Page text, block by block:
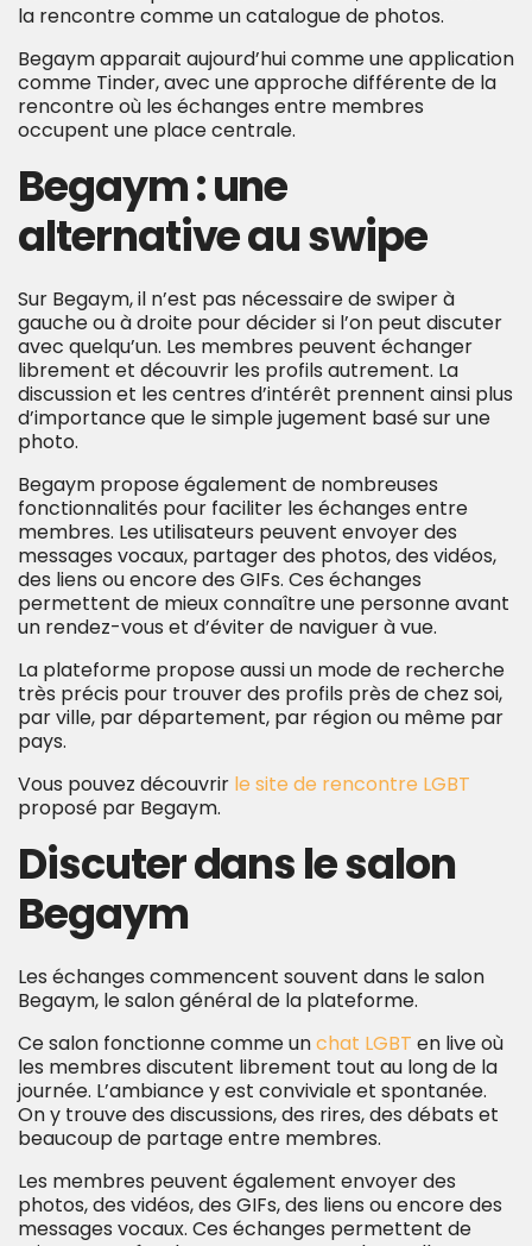
la rencontre comme un catalogue de photos.
Begaym apparait aujourd’hui comme une application
comme Tinder, avec une approche différente de la
rencontre où les échanges entre membres
occupent une place centrale.
Begaym : une
alternative au swipe
Sur Begaym, il n’est pas nécessaire de swiper à
gauche ou à droite pour décider si l’on peut discuter
avec quelqu’un. Les membres peuvent échanger
librement et découvrir les profils autrement. La
discussion et les centres d’intérêt prennent ainsi plus
d’importance que le simple jugement basé sur une
photo.
Begaym propose également de nombreuses
fonctionnalités pour faciliter les échanges entre
membres. Les utilisateurs peuvent envoyer des
messages vocaux, partager des photos, des vidéos,
des liens ou encore des GIFs. Ces échanges
permettent de mieux connaître une personne avant
un rendez-vous et d’éviter de naviguer à vue.
La plateforme propose aussi un mode de recherche
très précis pour trouver des profils près de chez soi,
par ville, par département, par région ou même par
pays.
Vous pouvez découvrir le site de rencontre LGBT
proposé par Begaym.
Discuter dans le salon
Begaym
Les échanges commencent souvent dans le salon
Begaym, le salon général de la plateforme.
Ce salon fonctionne comme unchat LGBT en live où
les membres discutent librement tout au long de la
journée. L’ambiance y est conviviale et spontanée.
On y trouve des discussions, des rires, des débats et
beaucoup de partage entre membres.
Les membres peuvent également envoyer des
photos, des vidéos, des GIFs, des liens ou encore des
messages vocaux. Ces échanges permettent de